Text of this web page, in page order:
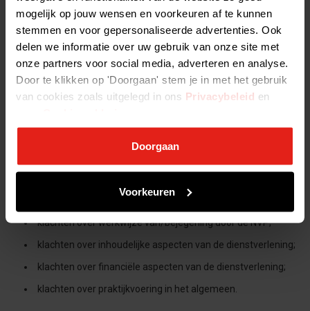
mogelijk op jouw wensen en voorkeuren af te kunnen
stemmen en voor gepersonaliseerde advertenties. Ook
delen we informatie over uw gebruik van onze site met
onze partners voor social media, adverteren en analyse.
Door te klikken op 'Doorgaan' stem je in met het gebruik
van cookies zoals uitgelegd in ons Privacybeleid en
Doorgaan
Voorkeuren
5. REGISTRATIE EN CLASSIFICATIE VAN DE KLACHT
Alle klachten worden geregistreerd volgens het
klachtenregistratieformulier.
De klachtenfunctionaris registreert en classificeert de klacht.
De klacht wordt geclassificeerd:
B. schriftelijk.
naar aard van de klacht volgens onderstaande categorieën
klachten over werkwijze van/bejegening door de NVP;
klachten over inhoudelijke aspecten van de dienstverlening;
klachten over financiële aspecten van de dienstverlening;
klachten over praktijkvoering in het algemeen.